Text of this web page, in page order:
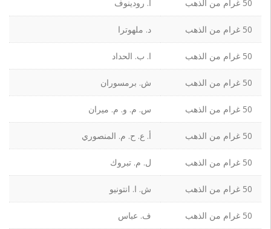
50 غرام من الذهب ا. رودينوف
50 غرام من الذهب د. ملهوترا
50 غرام من الذهب ا. ب. الحداد
50 غرام من الذهب ش. برمسوران
50 غرام من الذهب س. م. و. م. ميران
50 غرام من الذهب أ. ع. ح. م. المنصوري
50 غرام من الذهب ل. م. تبروك
50 غرام من الذهب ش. ا. انتونيو
50 غرام من الذهب ف. عباس